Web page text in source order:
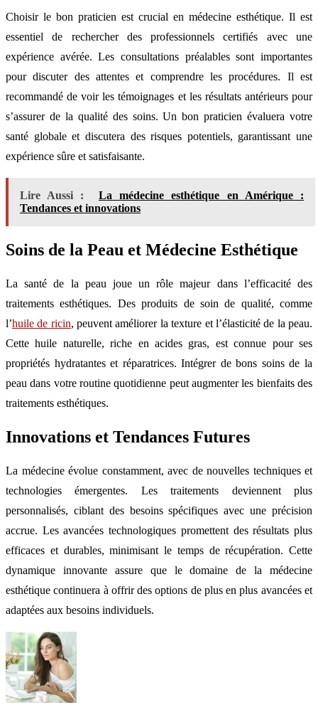
Choisir le bon praticien est crucial en médecine esthétique. Il est
essentiel de rechercher des professionnels certifiés avec une
expérience avérée. Les consultations préalables sont importantes
pour discuter des attentes et comprendre les procédures. Il est
recommandé de voir les témoignages et les résultats antérieurs pour
s’assurer de la qualité des soins. Un bon praticien évaluera votre
santé globale et discutera des risques potentiels, garantissant une
expérience sûre et satisfaisante.
Lire Aussi :
La médecine esthétique en Amérique :
Tendances et innovations
Soins de la Peau et Médecine Esthétique
La santé de la peau joue un rôle majeur dans l’efficacité des
traitements esthétiques. Des produits de soin de qualité, comme
l’huile de ricin, peuvent améliorer la texture et l’élasticité de la peau.
Cette huile naturelle, riche en acides gras, est connue pour ses
propriétés hydratantes et réparatrices. Intégrer de bons soins de la
peau dans votre routine quotidienne peut augmenter les bienfaits des
traitements esthétiques.
Innovations et Tendances Futures
La médecine évolue constamment, avec de nouvelles techniques et
technologies émergentes. Les traitements deviennent plus
personnalisés, ciblant des besoins spécifiques avec une précision
accrue. Les avancées technologiques promettent des résultats plus
efficaces et durables, minimisant le temps de récupération. Cette
dynamique innovante assure que le domaine de la médecine
esthétique continuera à offrir des options de plus en plus avancées et
adaptées aux besoins individuels.